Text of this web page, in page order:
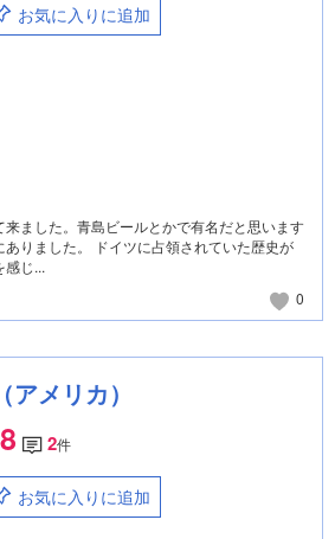
お気に入りに追加
ました。青島ビールとかで有名だと思います
りました。 ドイツに占領されていた歴史が
感じ...
0
メリカ）
2件
お気に入りに追加